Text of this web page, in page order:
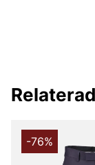
-76%